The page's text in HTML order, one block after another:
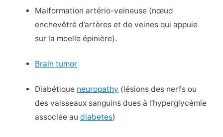
Malformation artério-veineuse (nœud
enchevêtré d’artères et de veines qui appuie
sur la moelle épinière).
Brain tumor
Diabétique neuropathy (lésions des nerfs ou
des vaisseaux sanguins dues à l’hyperglycémie
associée au diabetes)